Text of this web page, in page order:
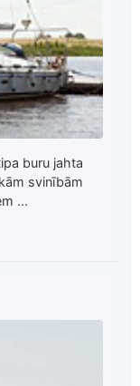
buru jahta
svinībām
...